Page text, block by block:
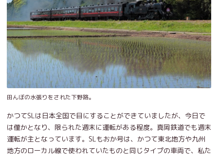
田んぼの水張りをされた下野路。
かつてSLは日本全国で目にすることができていましたが、今日で
は僅かとなり、限られた週末に運転がある程度。真岡鉄道でも週末
運転が主となっています。SLもおか号は、かつて東北地方や九州
地方のローカル線で使われていたものと同じタイプの車両で、私た